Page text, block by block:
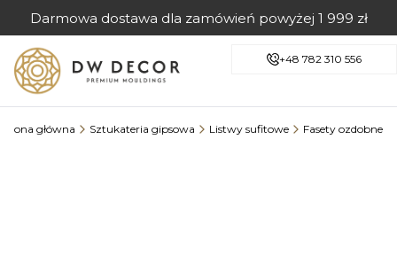
Darmowa dostawa dla zamówień powyżej 1 999 zł
+48 782 310 556
Strona główna Sztukateria gipsowa Listwy sufitowe Fasety ozdobne